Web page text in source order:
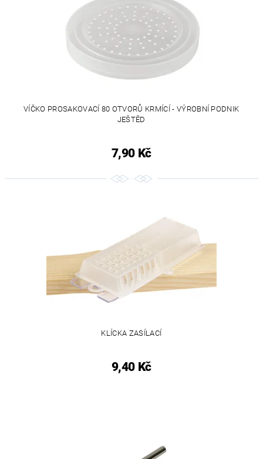
VÍČKO PROSAKOVACÍ 80 OTVORŮ KRMÍCÍ - VÝROBNÍ PODNIK
JEŠTĚD
7,90 Kč
KLÍCKA ZASÍLACÍ
9,40 Kč